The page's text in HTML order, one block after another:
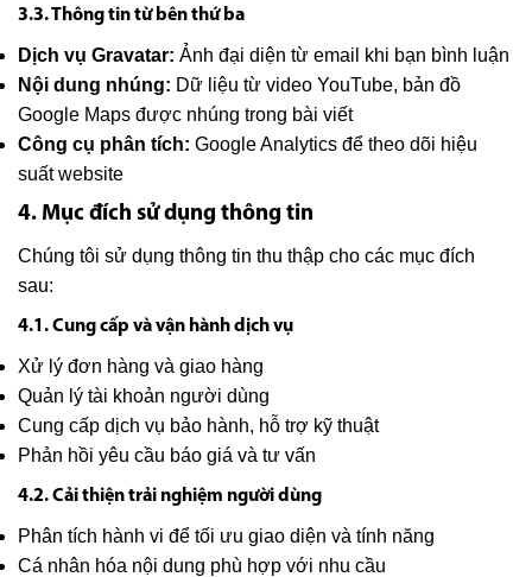
3.3. Thông tin từ bên thứ ba
Dịch vụ Gravatar: Ảnh đại diện từ email khi bạn bình luận
Nội dung nhúng: Dữ liệu từ video YouTube, bản đồ
Google Maps được nhúng trong bài viết
Công cụ phân tích: Google Analytics để theo dõi hiệu
suất website
4. Mục đích sử dụng thông tin
Chúng tôi sử dụng thông tin thu thập cho các mục đích
sau:
4.1. Cung cấp và vận hành dịch vụ
Xử lý đơn hàng và giao hàng
Quản lý tài khoản người dùng
Cung cấp dịch vụ bảo hành, hỗ trợ kỹ thuật
Phản hồi yêu cầu báo giá và tư vấn
4.2. Cải thiện trải nghiệm người dùng
Phân tích hành vi để tối ưu giao diện và tính năng
Cá nhân hóa nội dung phù hợp với nhu cầu